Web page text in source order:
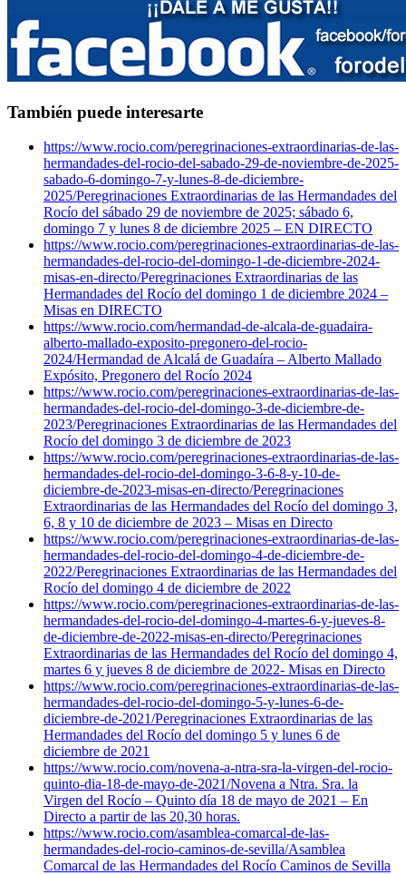
También puede interesarte
https://www.rocio.com/peregrinaciones-extraordinarias-de-las-
hermandades-del-rocio-del-sabado-29-de-noviembre-de-2025-
sabado-6-domingo-7-y-lunes-8-de-diciembre-
2025/Peregrinaciones Extraordinarias de las Hermandades del
Rocío del sábado 29 de noviembre de 2025; sábado 6,
domingo 7 y lunes 8 de diciembre 2025 – EN DIRECTO
https://www.rocio.com/peregrinaciones-extraordinarias-de-las-
hermandades-del-rocio-del-domingo-1-de-diciembre-2024-
misas-en-directo/Peregrinaciones Extraordinarias de las
Hermandades del Rocío del domingo 1 de diciembre 2024 –
Misas en DIRECTO
https://www.rocio.com/hermandad-de-alcala-de-guadaira-
alberto-mallado-exposito-pregonero-del-rocio-
2024/Hermandad de Alcalá de Guadaíra – Alberto Mallado
Expósito, Pregonero del Rocío 2024
https://www.rocio.com/peregrinaciones-extraordinarias-de-las-
hermandades-del-rocio-del-domingo-3-de-diciembre-de-
2023/Peregrinaciones Extraordinarias de las Hermandades del
Rocío del domingo 3 de diciembre de 2023
https://www.rocio.com/peregrinaciones-extraordinarias-de-las-
hermandades-del-rocio-del-domingo-3-6-8-y-10-de-
diciembre-de-2023-misas-en-directo/Peregrinaciones
Extraordinarias de las Hermandades del Rocío del domingo 3,
6, 8 y 10 de diciembre de 2023 – Misas en Directo
https://www.rocio.com/peregrinaciones-extraordinarias-de-las-
hermandades-del-rocio-del-domingo-4-de-diciembre-de-
2022/Peregrinaciones Extraordinarias de las Hermandades del
Rocío del domingo 4 de diciembre de 2022
https://www.rocio.com/peregrinaciones-extraordinarias-de-las-
hermandades-del-rocio-del-domingo-4-martes-6-y-jueves-8-
de-diciembre-de-2022-misas-en-directo/Peregrinaciones
Extraordinarias de las Hermandades del Rocío del domingo 4,
martes 6 y jueves 8 de diciembre de 2022- Misas en Directo
https://www.rocio.com/peregrinaciones-extraordinarias-de-las-
hermandades-del-rocio-del-domingo-5-y-lunes-6-de-
diciembre-de-2021/Peregrinaciones Extraordinarias de las
Hermandades del Rocío del domingo 5 y lunes 6 de
diciembre de 2021
https://www.rocio.com/novena-a-ntra-sra-la-virgen-del-rocio-
quinto-dia-18-de-mayo-de-2021/Novena a Ntra. Sra. la
Virgen del Rocío – Quinto día 18 de mayo de 2021 – En
Directo a partir de las 20,30 horas.
https://www.rocio.com/asamblea-comarcal-de-las-
hermandades-del-rocio-caminos-de-sevilla/Asamblea
Comarcal de las Hermandades del Rocío Caminos de Sevilla